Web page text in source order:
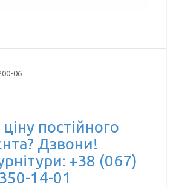
06
постійного
Дзвони!
+38 (067)
350-14-01